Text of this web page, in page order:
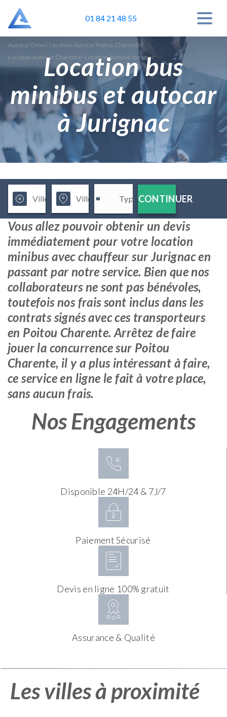
01 84 21 48 55
Autocar Drive/ Location Autocar Poitou Charente/
Location Autocar Charente/ Location Autocar Jurignac
Location bus
minibus et autocar
à Jurignac
CONTINUER
Vous allez pouvoir obtenir un devis
immédiatement pour votre location
minibus avec chauffeur sur Jurignac en
passant par notre service. Bien que nos
collaborateurs ne sont pas bénévoles,
toutefois nos frais sont inclus dans les
contrats signés avec ces transporteurs
en Poitou Charente. Arrêtez de faire
jouer la concurrence sur Poitou
Charente, il y a plus intéressant à faire,
ce service en ligne le fait à votre place,
sans aucun frais.
Nos Engagements
Disponible 24H/24 & 7J/7
Paiement Sécurisé
Devis en ligne 100% gratuit
Assurance & Qualité
Les villes à proximité